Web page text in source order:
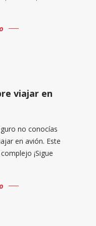
viajar en
no conocías
en avión. Este
¡Sigue